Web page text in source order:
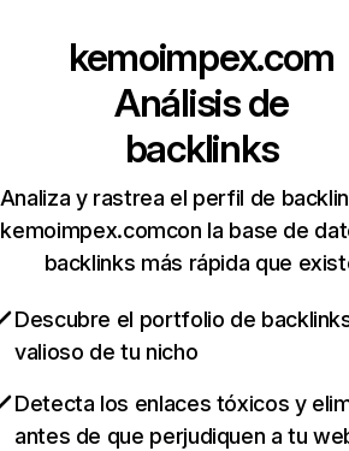
kemoimpex.com
Análisis de
backlinks
Analiza y rastrea el perfil de
kemoimpex.comcon la base de
backlinks más rápida que
Descubre el portfolio de
valioso de tu nicho
Detecta los enlaces tóxicos y
antes de que perjudiquen a tu